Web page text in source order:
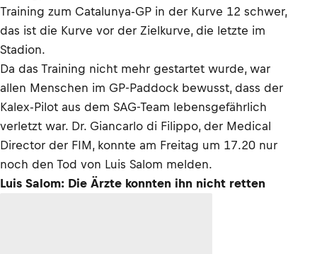
Training zum Catalunya-GP in der Kurve 12 schwer,
das ist die Kurve vor der Zielkurve, die letzte im
Stadion.
Da das Training nicht mehr gestartet wurde, war
allen Menschen im GP-Paddock bewusst, dass der
Kalex-Pilot aus dem SAG-Team lebensgefährlich
verletzt war. Dr. Giancarlo di Filippo, der Medical
Director der FIM, konnte am Freitag um 17.20 nur
noch den Tod von Luis Salom melden.
Luis Salom: Die Ärzte konnten ihn nicht retten